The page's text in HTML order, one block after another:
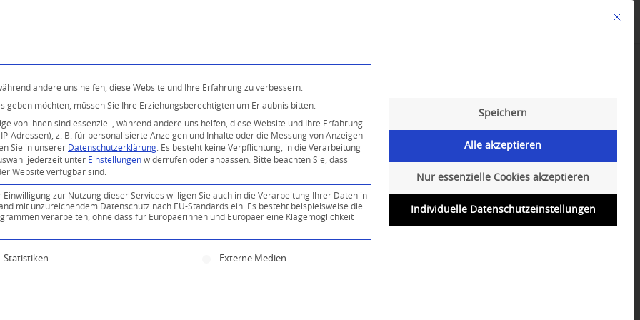
0
Mit
andere uns helfen, diese Website und Ihre Erfahrung zu verbessern.
möchten, müssen Sie Ihre Erziehungsberechtigten um Erlaubnis bitten.
von ihnen sind essenziell, während andere uns helfen, diese Website und Ihre Erfahrung
Adressen), z. B. für personalisierte Anzeigen und Inhalte oder die Messung von Anzeigen
Sie in unserer Datenschutzerklärung
Es besteht keine Verpflichtung, in die Verarbeitung
jederzeit unter Einstellungen widerrufen oder anpassen.
Bitte beachten Sie, dass
Website verfügbar sind.
zur Nutzung dieser Services willigen Sie auch in die Verarbeitung Ihrer Daten in
mit unzureichendem Datenschutz nach EU-Standards ein. Es besteht beispielsweise die
verarbeiten, ohne dass für Europäerinnen und Europäer eine Klagemöglichkeit
Einwilligung erteilt werden kann. Die erste Service-Gruppe ist essenziell und kann nicht abgewählt
Statistiken Externe Medien
Speichern
Alle akzeptieren
Nur essenzielle Cookies akzeptieren
Individuelle Datenschutzeinstellungen